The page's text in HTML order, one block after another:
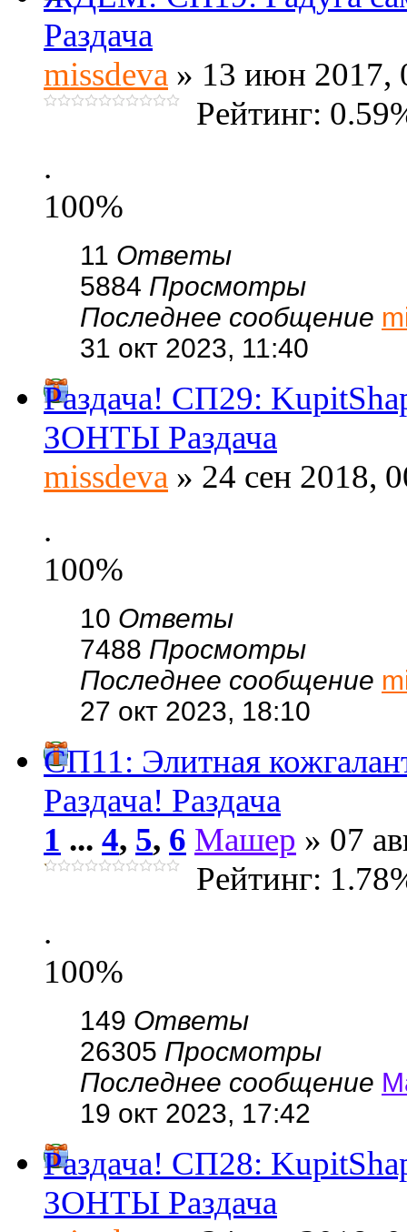
Раздача
missdeva » 13 июн 2017,
Рейтинг:
.
100%
11 Ответы
5884 Просмотры
Последнее сообщение
31 окт 2023, 11:40
Раздача! СП29:
ЗОНТЫ Раздача
missdeva » 24 сен 2018,
.
100%
10 Ответы
7488 Просмотры
Последнее сообщение
27 окт 2023, 18:10
СП11: Элитная
Раздача! Раздача
1 ... 4, 5, 6 Машер » 07
Рейтинг:
.
100%
149 Ответы
26305 Просмотры
Последнее сообщение
19 окт 2023, 17:42
Раздача! СП28:
ЗОНТЫ Раздача